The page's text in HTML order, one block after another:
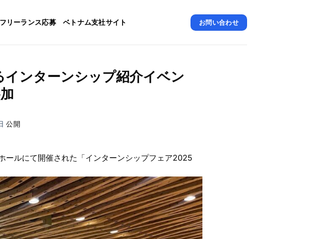
フリーランス応募 ベトナム支社サイト お問い合わせ
ンターンシップ紹介イベン
ルにて開催された「インターンシップフェア2025